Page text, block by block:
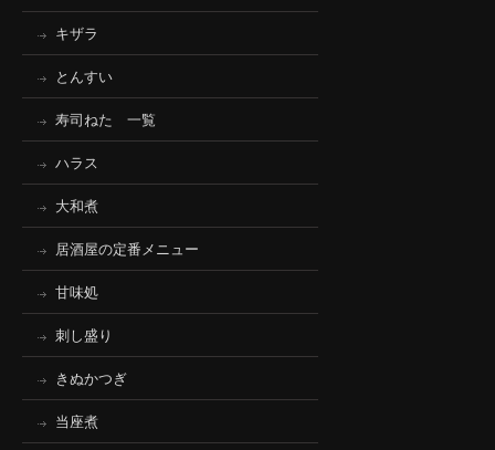
キザラ
とんすい
寿司ねた 一覧
ハラス
大和煮
居酒屋の定番メニュー
甘味処
刺し盛り
きぬかつぎ
当座煮